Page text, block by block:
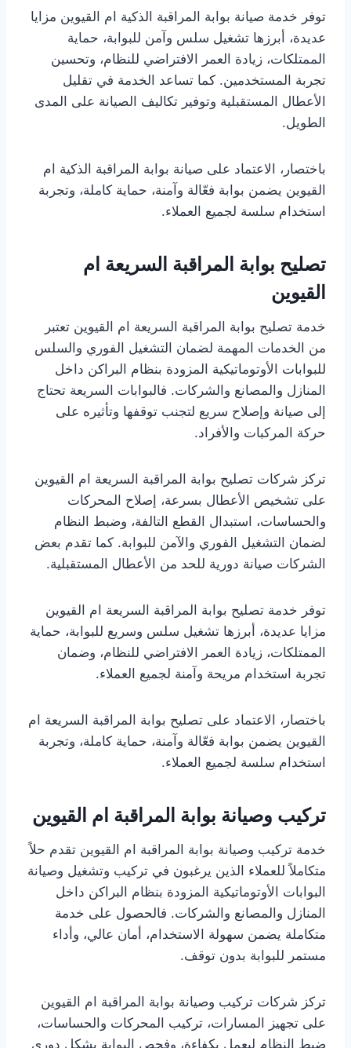
توفر خدمة صيانة بوابة المراقبة الذكية ام القيوين مزايا
عديدة، أبرزها تشغيل سلس وآمن للبوابة، حماية
الممتلكات، زيادة العمر الافتراضي للنظام، وتحسين
تجربة المستخدمين. كما تساعد الخدمة في تقليل
الأعطال المستقبلية وتوفير تكاليف الصيانة على المدى
الطويل.
باختصار، الاعتماد على صيانة بوابة المراقبة الذكية ام
القيوين يضمن بوابة فعّالة وآمنة، حماية كاملة، وتجربة
استخدام سلسة لجميع العملاء.
تصليح بوابة المراقبة السريعة ام
القيوين
خدمة تصليح بوابة المراقبة السريعة ام القيوين تعتبر
من الخدمات المهمة لضمان التشغيل الفوري والسلس
للبوابات الأوتوماتيكية المزودة بنظام البراكن داخل
المنازل والمصانع والشركات. فالبوابات السريعة تحتاج
إلى صيانة وإصلاح سريع لتجنب توقفها وتأثيره على
حركة المركبات والأفراد.
تركز شركات تصليح بوابة المراقبة السريعة ام القيوين
على تشخيص الأعطال بسرعة، إصلاح المحركات
والحساسات، استبدال القطع التالفة، وضبط النظام
لضمان التشغيل الفوري والآمن للبوابة. كما تقدم بعض
الشركات صيانة دورية للحد من الأعطال المستقبلية.
توفر خدمة تصليح بوابة المراقبة السريعة ام القيوين
مزايا عديدة، أبرزها تشغيل سلس وسريع للبوابة، حماية
الممتلكات، زيادة العمر الافتراضي للنظام، وضمان
تجربة استخدام مريحة وآمنة لجميع العملاء.
باختصار، الاعتماد على تصليح بوابة المراقبة السريعة ام
القيوين يضمن بوابة فعّالة وآمنة، حماية كاملة، وتجربة
استخدام سلسة لجميع العملاء.
تركيب وصيانة بوابة المراقبة ام القيوين
خدمة تركيب وصيانة بوابة المراقبة ام القيوين تقدم حلاً
متكاملاً للعملاء الذين يرغبون في تركيب وتشغيل وصيانة
البوابات الأوتوماتيكية المزودة بنظام البراكن داخل
المنازل والمصانع والشركات. فالحصول على خدمة
متكاملة يضمن سهولة الاستخدام، أمان عالي، وأداء
مستمر للبوابة بدون توقف.
تركز شركات تركيب وصيانة بوابة المراقبة ام القيوين
على تجهيز المسارات، تركيب المحركات والحساسات،
ضبط النظام ليعمل بكفاءة، وفحص البوابة بشكل دوري